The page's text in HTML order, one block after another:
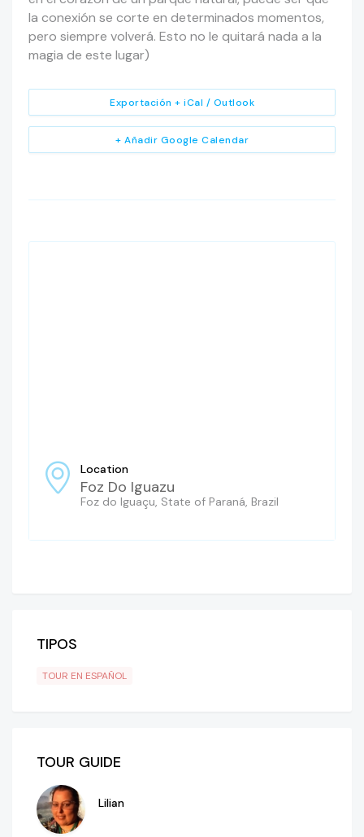
la conexión se corte en determinados momentos,
pero siempre volverá. Esto no le quitará nada a la
magia de este lugar)
+ Añadir Google Calendar
Exportación + iCal / Outlook
Location
Foz Do Iguazu
Foz do Iguaçu, State of Paraná, Brazil
TIPOS
TOUR EN ESPAÑOL
TOUR GUIDE
Lilian